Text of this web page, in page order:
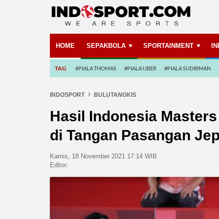
HOME SEPAKBOLA SPORTAINMENT
TAG #PIALA THOMAS #PIALA UBER #PIALA SUDIRMAN
INDOSPORT BULUTANGKIS
Hasil Indonesia
di Tangan Pasangan
Kamis, 18 November 2021 17:14 WIB
Editor: